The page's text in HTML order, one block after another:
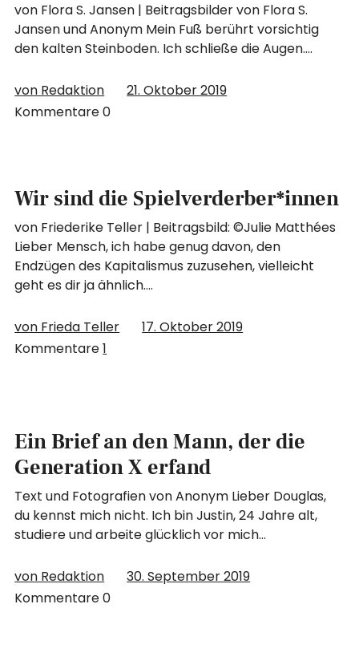
von Flora S. Jansen | Beitragsbilder von Flora S.
Jansen und Anonym Mein Fuß berührt vorsichtig
den kalten Steinboden. Ich schließe die Augen.…
von Redaktion
21. Oktober 2019
Kommentare0
Wir sind die Spielverderber*innen
von Friederike Teller | Beitragsbild: ©Julie Matthées
Lieber Mensch, ich habe genug davon, den
Endzügen des Kapitalismus zuzusehen, vielleicht
geht es dir ja ähnlich.…
von Frieda Teller
17. Oktober 2019
Kommentare1
Ein Brief an den Mann, der die
Generation X erfand
Text und Fotografien von Anonym Lieber Douglas,
du kennst mich nicht. Ich bin Justin, 24 Jahre alt,
studiere und arbeite glücklich vor mich…
von Redaktion
30. September 2019
Kommentare0